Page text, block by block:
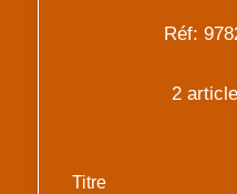
Réf:
2
Titre